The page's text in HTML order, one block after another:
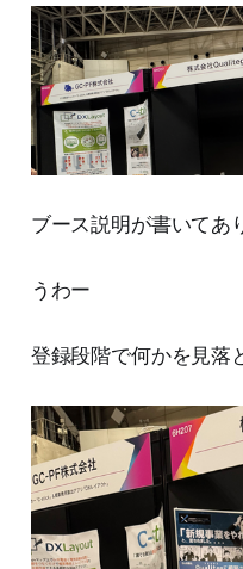
ブース説明が書いてあ
うわー
登録段階で何かを見落